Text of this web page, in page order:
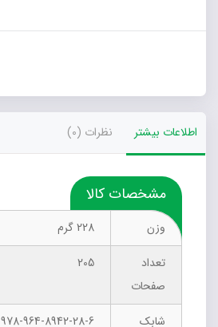
(از
اطلاعات بیشتر نظرات (0)
مشخصات کالا
وزن
228 گرم
تعداد
صفحات
205
شابک
978-964-8942-28-6